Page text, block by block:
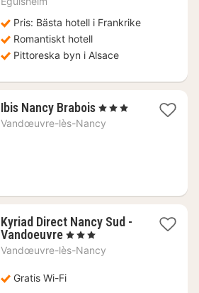
Pris: Bästa hotell i Frankrike
Romantiskt hotell
Pittoreska byn i Alsace
Ibis Nancy Brabois1
natt
från
, 3 Stjärnor
Vandœuvre-lès-Nancy
Kyriad Direct Nancy Sud -
Vandoeuvre1
natt
372
kr.
, 3 Stjärnor
Vandœuvre-lès-Nancy
Gratis Wi-Fi